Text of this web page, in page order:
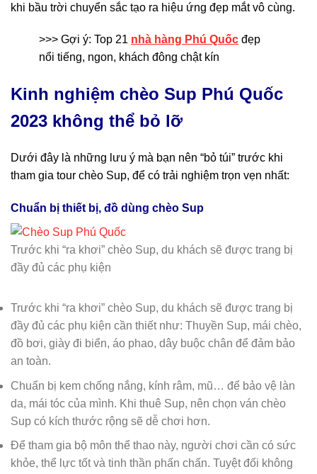
khi bầu trời chuyển sắc tạo ra hiệu ứng đẹp mắt vô cùng.
>>> Gợi ý: Top 21 nhà hàng Phú Quốc đẹp
nổi tiếng, ngon, khách đông chật kín
Kinh nghiệm chèo Sup Phú Quốc
2023 không thể bỏ lỡ
Dưới đây là những lưu ý mà bạn nên “bỏ túi” trước khi
tham gia tour chèo Sup, để có trải nghiệm trọn vẹn nhất:
Chuẩn bị thiết bị, đồ dùng chèo Sup
Trước khi “ra khơi” chèo Sup, du khách sẽ được trang bị
đầy đủ các phụ kiện
Trước khi “ra khơi” chèo Sup, du khách sẽ được trang bị
đầy đủ các phụ kiện cần thiết như: Thuyền Sup, mái chèo,
đồ bơi, giày đi biển, áo phao, dây buộc chân để đảm bảo
an toàn.
Chuẩn bị kem chống nắng, kính râm, mũ… để bảo vệ làn
da, mái tóc của mình. Khi thuê Sup, nên chọn ván chèo
Sup có kích thước rộng sẽ dễ chơi hơn.
Để tham gia bộ môn thể thao này, người chơi cần có sức
khỏe, thể lực tốt và tinh thần phấn chấn. Tuyệt đối không